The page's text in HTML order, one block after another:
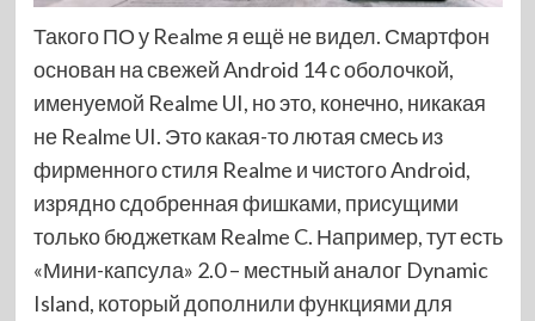
Такого ПО у Realme я ещё не видел. Смартфон
основан на свежей Android 14 с оболочкой,
именуемой Realme UI, но это, конечно, никакая
не Realme UI. Это какая-то лютая смесь из
фирменного стиля Realme и чистого Android,
изрядно сдобренная фишками, присущими
только бюджеткам Realme C. Например, тут есть
«Мини-капсула» 2.0 – местный аналог Dynamic
Island, который дополнили функциями для